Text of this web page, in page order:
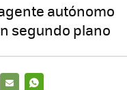
autónomo
segundo plano